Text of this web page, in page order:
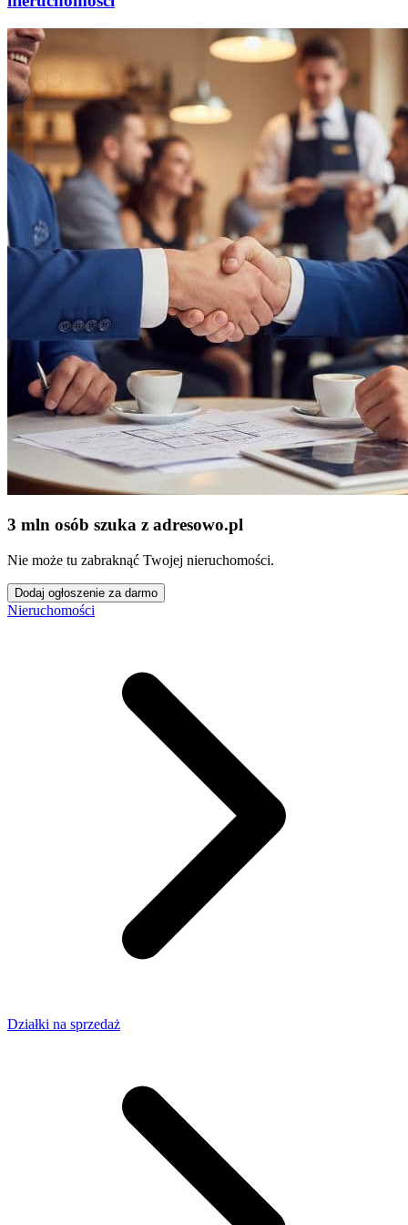
3 mln osób szuka z adresowo.pl
Nie może tu zabraknąć Twojej nieruchomości.
Dodaj ogłoszenie za darmo
Nieruchomości
Działki na sprzedaż